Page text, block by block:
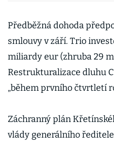
Předběžná dohoda
smlouvy v září. Trio
miliardy eur (zhruba 29
Restrukturalizace dluhu
„během prvního čtvrtletí
Záchranný plán
vlády generálního